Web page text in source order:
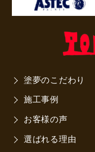
塗夢のこだわり
施工事例
お客様の声
選ばれる理由